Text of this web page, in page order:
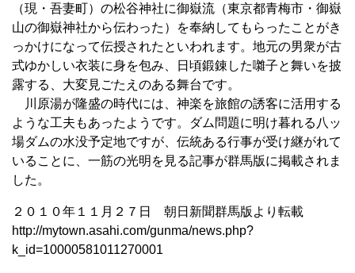
（現・吾妻町）の松谷神社に御嶽流（東京都青梅市・御嶽
山の御嶽神社から伝わった）を奉納してもらったことがき
っかけになって伝授されたといわれます。地元の男衆が古
式ゆかしい衣装に身を包み、日頃鍛錬した囃子と舞いを披
露する、大変見ごたえのある舞台です。
川原湯が隆盛の時代には、神楽を旅館の誘客に活用する
ような工夫もあったようです。ダム問題に明け暮れる八ッ
場ダムの水没予定地ですが、伝統ある行事が受け継がれて
いることに、一筋の光明を見る記事が群馬版に掲載されま
した。
２０１０年１１月２７日 朝日新聞群馬版より転載
http://mytown.asahi.com/gunma/news.php?
k_id=10000581011270001